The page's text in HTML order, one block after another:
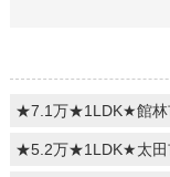
★7.1万★1LDK★館林
★5.2万★1LDK★太田